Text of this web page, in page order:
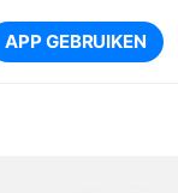
APP GEBRUIKEN